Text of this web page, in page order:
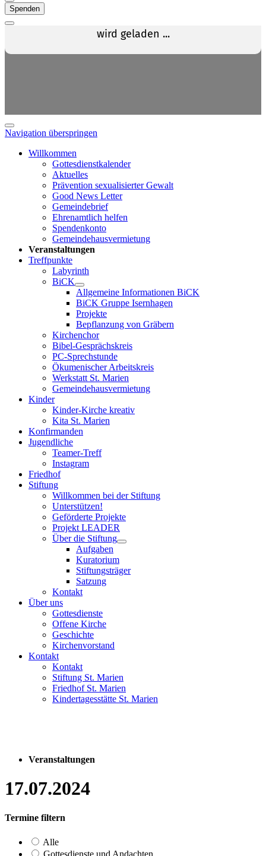
Spenden
Navigation überspringen
Willkommen
Gottesdienstkalender
Aktuelles
Prävention sexualisierter Gewalt
Good News Letter
Gemeindebrief
Ehrenamtlich helfen
Spendenkonto
Gemeindehausvermietung
Veranstaltungen
Treffpunkte
Labyrinth
BiCK
Allgemeine Informationen BiCK
BiCK Gruppe Isernhagen
Projekte
Bepflanzung von Gräbern
Kirchenchor
Bibel-Gesprächskreis
PC-Sprechstunde
Ökumenischer Arbeitskreis
Werkstatt St. Marien
Gemeindehausvermietung
Kinder
Kinder-Kirche kreativ
Kita St. Marien
Konfirmanden
Jugendliche
Teamer-Treff
Instagram
Friedhof
Stiftung
Willkommen bei der Stiftung
Unterstützen!
Geförderte Projekte
Projekt LEADER
Über die Stiftung
Aufgaben
Kuratorium
Stiftungsträger
Satzung
Kontakt
Über uns
Gottesdienste
Offene Kirche
Geschichte
Kirchenvorstand
Kontakt
Kontakt
Stiftung St. Marien
Friedhof St. Marien
Kindertagesstätte St. Marien
Veranstaltungen
17.07.2024
Termine filtern
Alle